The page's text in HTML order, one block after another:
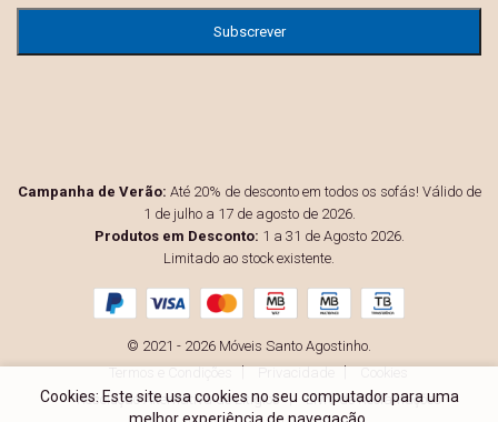
Campanha de Verão: Até 20% de desconto em todos os sofás! Válido de
1 de julho a 17 de agosto de 2026.
Produtos em Desconto: 1 a 31 de Agosto 2026.
Limitado ao stock existente.
© 2021 - 2026 Móveis Santo Agostinho.
Resolução Alternativa de Litígios
Livro de Reclamações
Cookies: Este site usa cookies no seu computador para uma